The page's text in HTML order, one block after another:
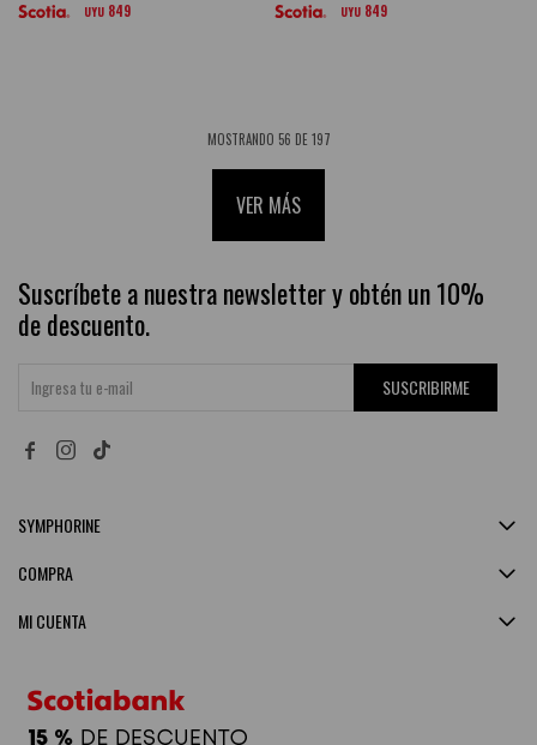
UYU 849 UYU 849
MOSTRANDO 56 DE 197
VER MÁS
Suscríbete a nuestra newsletter y obtén un 10%
de descuento.
SUSCRIBIRME
 
SYMPHORINE
MI CUENTA
COMPRA